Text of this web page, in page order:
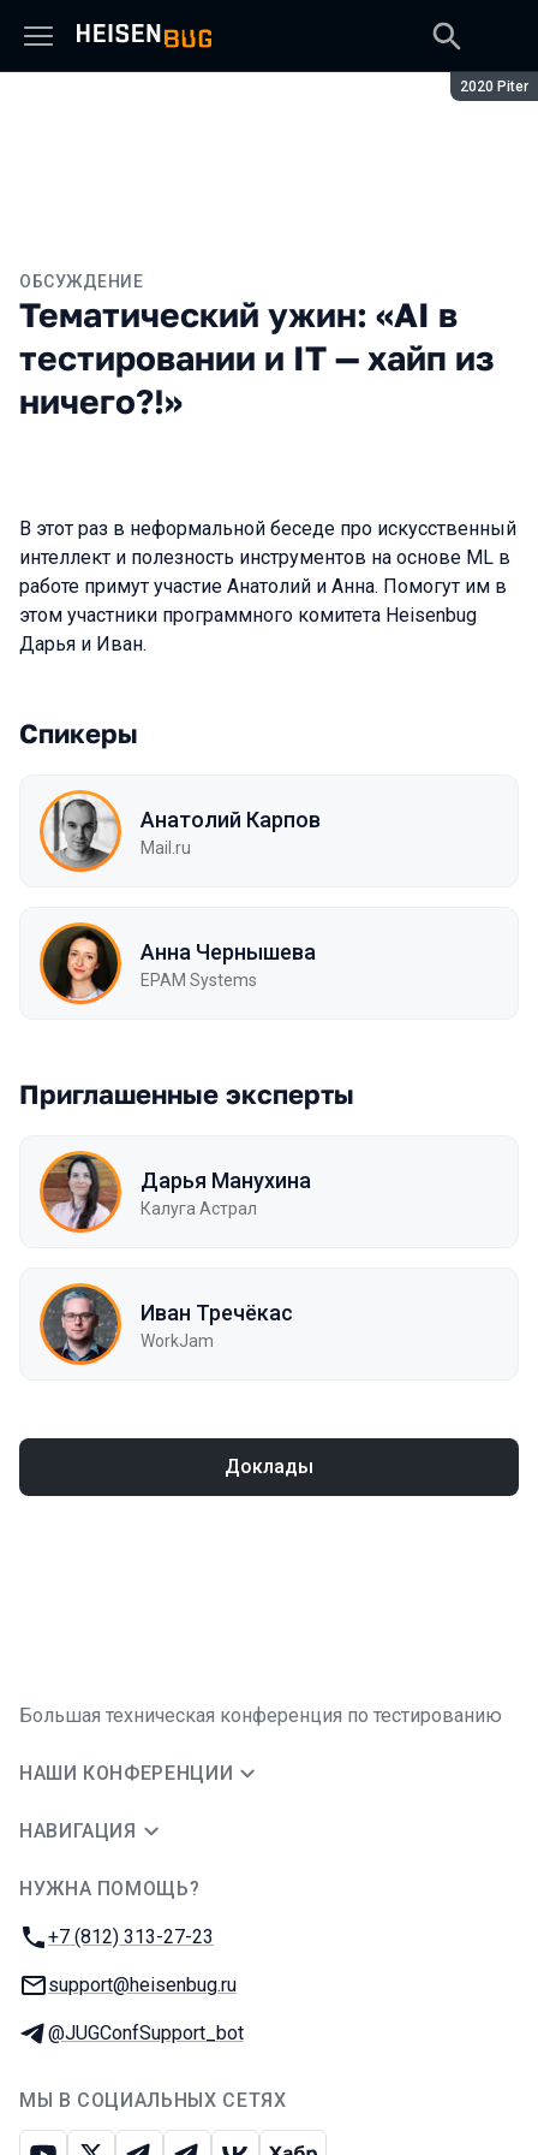
Сезон:
2020 Piter
ОБСУЖДЕНИЕ
Тематический ужин: «AI в
тестировании и IT — хайп из
ничего?!»
В этот раз в неформальной беседе про искусственный
интеллект и полезность инструментов на основе ML в
работе примут участие Анатолий и Анна. Помогут им в
этом участники программного комитета Heisenbug
Дарья и Иван.
Спикеры
Анатолий Карпов
Mail.ru
Анна Чернышева
EPAM Systems
Приглашенные эксперты
Дарья Манухина
Калуга Астрал
Иван Тречёкас
WorkJam
Доклады
Большая техническая конференция по тестированию
НАШИ КОНФЕРЕНЦИИ
НАВИГАЦИЯ
НУЖНА ПОМОЩЬ?
Телефон:
+7 (812) 313-27-23
E-mail:
support@heisenbug.ru
Телеграм:
@JUGConfSupport_bot
МЫ В СОЦИАЛЬНЫХ СЕТЯХ